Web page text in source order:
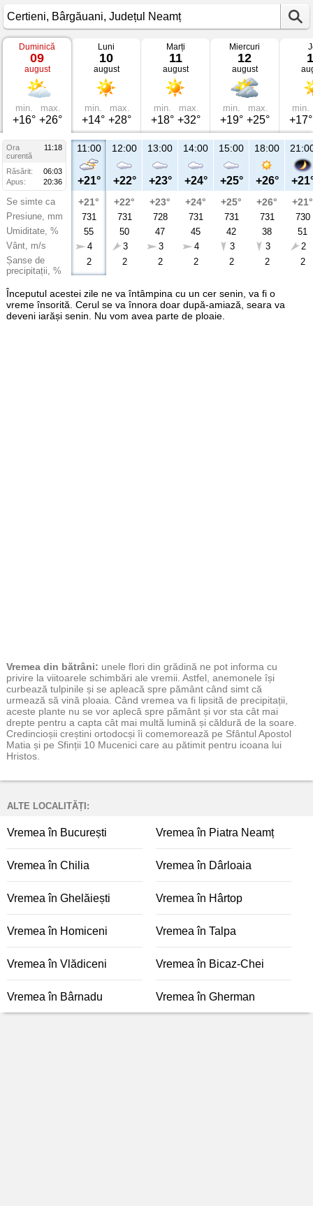
Vremea
Certieni
Bârgăuani,
Județul
Neamț
Duminică
09
august
min.
+16°
max.
+26°
Luni
10
august
min.
+14°
max.
+28°
Marți
11
august
min.
+18°
max.
+32°
Miercuri
12
august
min.
+19°
max.
+25°
min.
+17°
Ora
11:18
curentă
Răsărit:
06:03
Apus:
20:36
Se simte ca
Presiune, mm
Umiditate, %
Vânt, m/s
Șanse de
precipitații, %
11:00
+21°
+21°
731
55
4
2
12:00
+22°
+22°
731
50
3
2
13:00
+23°
+23°
728
47
3
2
14:00
+24°
+24°
731
45
4
2
15:00
+25°
+25°
731
42
3
2
18:00
+26°
+26°
731
38
3
2
+21°
730
51
2
2
Începutul acestei zile ne va întâmpina cu un cer senin, va fi o
vreme însorită. Cerul se va înnora doar după-amiază, seara va
deveni iarăși senin. Nu vom avea parte de ploaie.
Vremea din bătrâni: unele flori din grădină ne pot informa cu
privire la viitoarele schimbări ale vremii. Astfel, anemonele își
curbează tulpinile și se apleacă spre pământ când simt că
urmează să vină ploaia. Când vremea va fi lipsită de precipitații,
aceste plante nu se vor aplecă spre pământ și vor sta cât mai
drepte pentru a capta cât mai multă lumină și căldură de la soare.
Credincioșii creștini ortodocși îi comemorează pe Sfântul Apostol
Matia și pe Sfinții 10 Mucenici care au pătimit pentru icoana lui
Hristos.
ALTE LOCALITĂȚI:
Vremea în București Vremea în Piatra Neamț
Vremea în Chilia Vremea în Dârloaia
Vremea în Ghelăiești Vremea în Hârtop
Vremea în Homiceni Vremea în Talpa
Vremea în Vlădiceni Vremea în Bicaz-Chei
Vremea în Bârnadu Vremea în Gherman